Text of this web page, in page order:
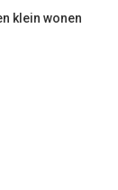
klein wonen